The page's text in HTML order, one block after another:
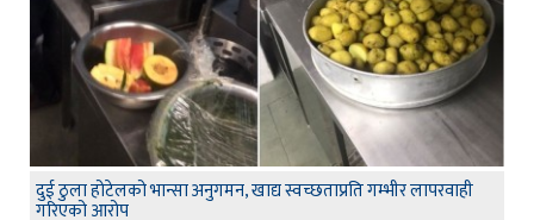
दुई ठुला होटेलको भान्सा अनुगमन, खाद्य स्वच्छताप्रति गम्भीर लापरवाही
गरिएको आरोप